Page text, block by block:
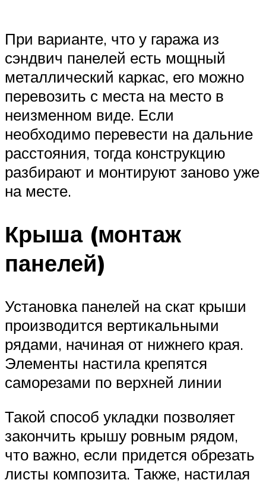
При варианте, что у гаража из
сэндвич панелей есть мощный
металлический каркас, его можно
перевозить с места на место в
неизменном виде. Если
необходимо перевести на дальние
расстояния, тогда конструкцию
разбирают и монтируют заново уже
на месте.
Крыша (монтаж
панелей)
Установка панелей на скат крыши
производится вертикальными
рядами, начиная от нижнего края.
Элементы настила крепятся
саморезами по верхней линии
Такой способ укладки позволяет
закончить крышу ровным рядом,
что важно, если придется обрезать
листы композита. Также, настилая